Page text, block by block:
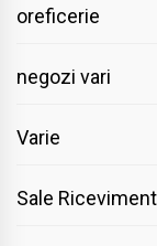
oreficerie
negozi vari
Varie
Sale